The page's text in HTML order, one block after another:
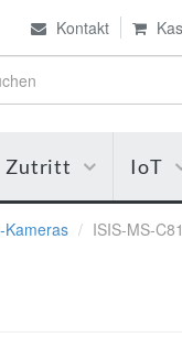
Kontakt
Zutritt IoT
Kameras ISIS-MS-